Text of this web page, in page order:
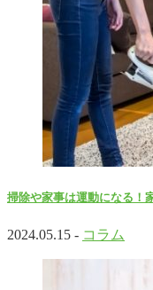
掃除や家事は運動になる！
2024.05.15 - コラム